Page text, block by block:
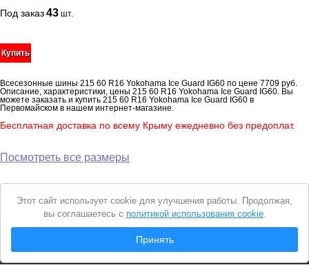
Под заказ43 шт.
Купить
Всесезонные шины 215 60 R16 Yokohama Ice Guard IG60 по цене 7709 руб.
Описание, характеристики, цены 215 60 R16 Yokohama Ice Guard IG60. Вы
можете заказать и купить 215 60 R16 Yokohama Ice Guard IG60 в
Первомайском в нашем интернет-магазине.
Бесплатная доставка по всему Крыму ежедневно без предоплат.
Посмотреть все размеры
Вся представленная на сайте информация носит справочный характер и не
является
Уведомление
cookie
Этот сайт использует cookie для улучшения работы. Продолжая,
вы соглашаетесь с политикой использования cookie.
Принять